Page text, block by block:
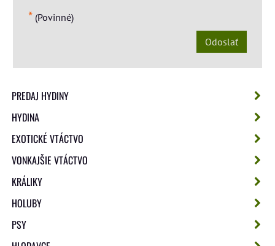
* (Povinné)
Odoslať
PREDAJ HYDINY
HYDINA
EXOTICKÉ VTÁCTVO
VONKAJŠIE VTÁCTVO
KRÁLIKY
HOLUBY
PSY